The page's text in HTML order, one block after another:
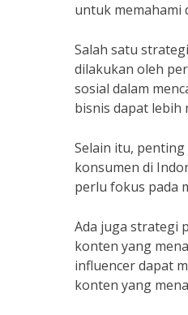
untuk memahami
Salah satu
dilakukan oleh
sosial dalam
bisnis dapat lebih
Selain itu,
konsumen di
perlu fokus pada
Ada juga strategi
konten yang
influencer dapat
konten yang